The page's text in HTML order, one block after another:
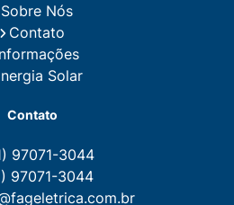
Fotovoltaico
Elétrica
Simples
Prediais
Residenciais
Sobre Nós
Contato
Solar
Contato
97071-3044
97071-3044